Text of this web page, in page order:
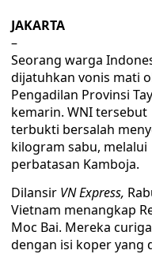
JAKARTA
–
Seorang warga
dijatuhkan vonis mati
Pengadilan Provinsi
kemarin. WNI tersebut
terbukti bersalah
kilogram sabu, melalui
perbatasan Kamboja.
Dilansir VN Express,
Vietnam menangkap
Moc Bai. Mereka curiga
dengan isi koper yang